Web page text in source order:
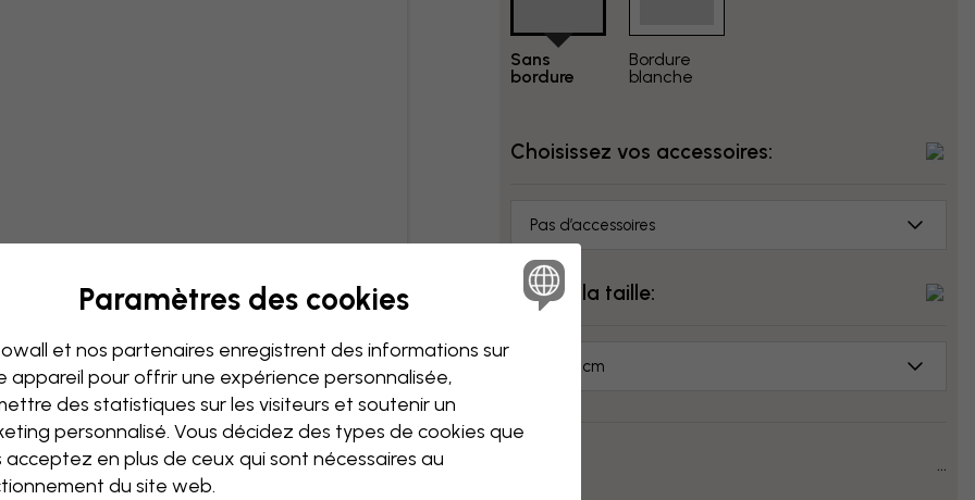
Sans
bordure
Bordure
blanche
Choisissez vos accessoires:
Pas d’accessoires
Choisir la taille:
70x50 cm
...
Paramètres des cookies
et nos partenaires enregistrent des informations sur
appareil pour offrir une expérience personnalisée,
des statistiques sur les visiteurs et soutenir un
personnalisé. Vous décidez des types de cookies que
acceptez en plus de ceux qui sont nécessaires au
du site web.